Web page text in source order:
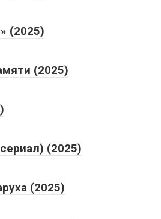
(2025)
(2025)
(2025)
(2025)